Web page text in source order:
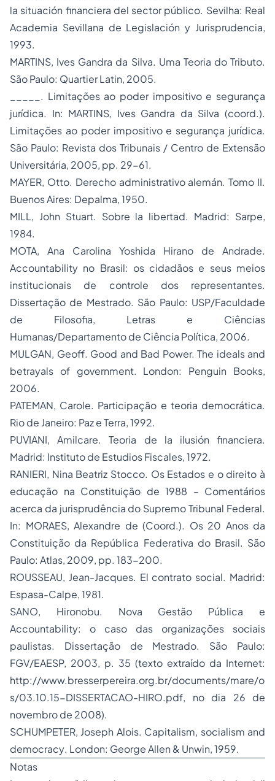
la situación financiera del sector público. Sevilha: Real
Academia Sevillana de Legislación y Jurisprudencia,
1993.
MARTINS, Ives Gandra da Silva. Uma Teoria do Tributo.
São Paulo: Quartier Latin, 2005.
_____. Limitações ao poder impositivo e segurança
jurídica. In: MARTINS, Ives Gandra da Silva (coord.).
Limitações ao poder impositivo e segurança jurídica.
São Paulo: Revista dos Tribunais / Centro de Extensão
Universitária, 2005, pp. 29-61.
MAYER, Otto. Derecho administrativo alemán. Tomo II.
Buenos Aires: Depalma, 1950.
MILL, John Stuart. Sobre la libertad. Madrid: Sarpe,
1984.
MOTA, Ana Carolina Yoshida Hirano de Andrade.
Accountability no Brasil: os cidadãos e seus meios
institucionais de controle dos representantes.
Dissertação de Mestrado. São Paulo: USP/Faculdade
de Filosofia, Letras e Ciências
Humanas/Departamento de Ciência Política, 2006.
MULGAN, Geoff. Good and Bad Power. The ideals and
betrayals of government. London: Penguin Books,
2006.
PATEMAN, Carole. Participação e teoria democrática.
Rio de Janeiro: Paz e Terra, 1992.
PUVIANI, Amilcare.Teoria de la ilusión financiera.
Madrid: Instituto de Estudios Fiscales, 1972.
RANIERI, Nina Beatriz Stocco. Os Estados e o direito à
educação na Constituição de 1988 – Comentários
acerca da jurisprudência do Supremo Tribunal Federal.
In: MORAES, Alexandre de (Coord.). Os 20 Anos da
Constituição da República Federativa do Brasil. São
Paulo: Atlas, 2009, pp. 183-200.
ROUSSEAU, Jean-Jacques. El contrato social. Madrid:
Espasa-Calpe, 1981.
SANO, Hironobu. Nova Gestão Pública e
Accountability: o caso das organizações sociais
paulistas. Dissertação de Mestrado. São Paulo:
FGV/EAESP, 2003, p. 35 (texto extraído da Internet:
http://www.bresserpereira.org.br/documents/mare/o
s/03.10.15-DISSERTACAO-HIRO.pdf, no dia 26 de
novembro de 2008).
SCHUMPETER, Joseph Alois. Capitalism, socialism and
democracy. London: George Allen & Unwin, 1959.
Notas